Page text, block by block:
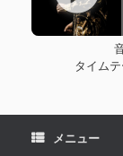
タイム
メニュー